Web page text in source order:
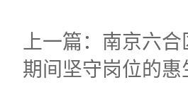
上一篇：南京六
期间坚守岗位的惠